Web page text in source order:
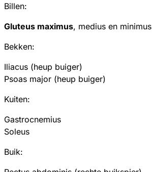
Billen:
Gluteus maximus, medius en minimus
Bekken:
Iliacus (heup buiger)
Psoas major (heup buiger)
Kuiten:
Gastrocnemius
Soleus
Buik: